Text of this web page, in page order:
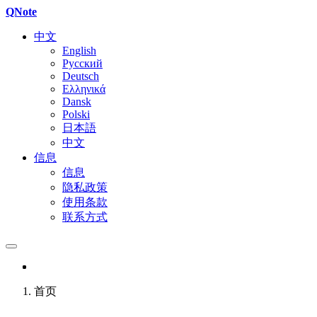
QNote
中文
English
Русский
Deutsch
Ελληνικά
Dansk
Polski
日本語
中文
信息
信息
隐私政策
使用条款
联系方式
首页